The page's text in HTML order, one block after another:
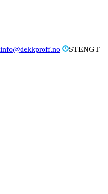
info@dekkproff.no
STENGT